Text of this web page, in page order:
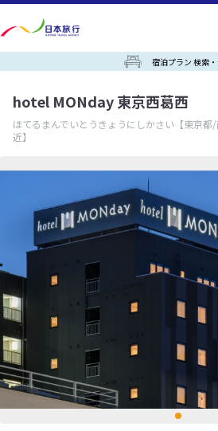
宿泊プラン 検索
hotel MONday 東京西葛西
ほてるまんでいとうきょうにしかさい 【東京
近】